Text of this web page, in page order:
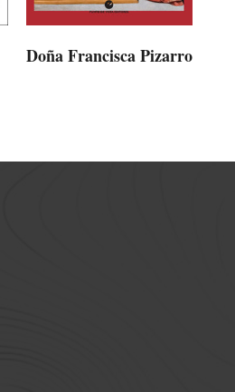
Doña Francisca Pizarro